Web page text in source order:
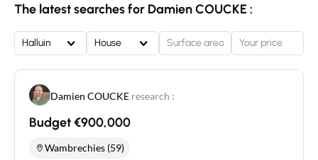
The latest searches for Damien COUCKE :
Halluin House
Damien COUCKE research :
Budget €900,000
Wambrechies (59)